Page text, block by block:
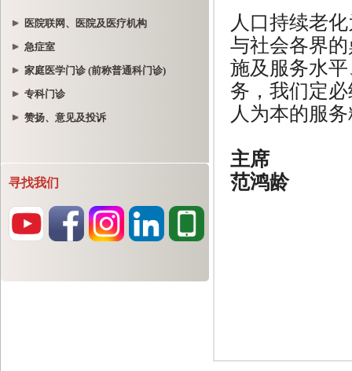
医院联网、医院及医疗机构
急症室
家庭医学门诊 (前称普通科门诊)
专科门诊
赞扬、意见及投诉
寻找我们